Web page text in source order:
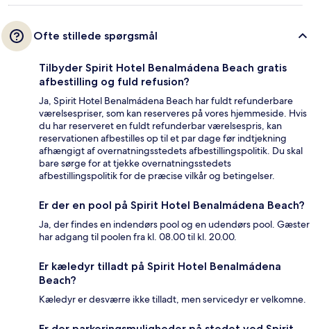
Ofte stillede spørgsmål
Tilbyder Spirit Hotel Benalmádena Beach gratis
afbestilling og fuld refusion?
Ja, Spirit Hotel Benalmádena Beach har fuldt refunderbare
værelsespriser, som kan reserveres på vores hjemmeside. Hvis
du har reserveret en fuldt refunderbar værelsespris, kan
reservationen afbestilles op til et par dage før indtjekning
afhængigt af overnatningsstedets afbestillingspolitik. Du skal
bare sørge for at tjekke overnatningsstedets
afbestillingspolitik for de præcise vilkår og betingelser.
Er der en pool på Spirit Hotel Benalmádena Beach?
Ja, der findes en indendørs pool og en udendørs pool. Gæster
har adgang til poolen fra kl. 08.00 til kl. 20.00.
Er kæledyr tilladt på Spirit Hotel Benalmádena
Beach?
Kæledyr er desværre ikke tilladt, men servicedyr er velkomne.